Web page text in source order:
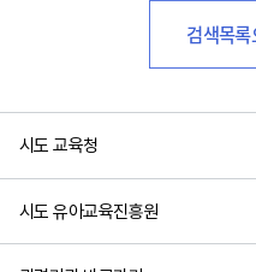
검색목
시도 교육청
시도 유아교육진흥원